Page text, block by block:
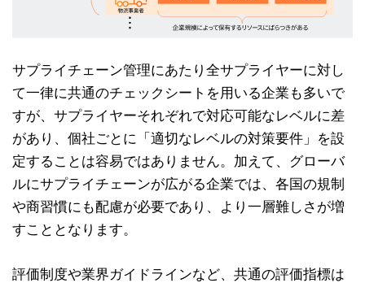
サプライチェーン管理にあたり全サプライヤーに対し
て一律に共通のチェックシートを用いる企業も多いで
すが、サプライヤーそれぞれで対応可能なレベルに差
があり、個社ごとに「適切なレベルの対策要件」を設
定することは容易ではありません。加えて、グローバ
ルにサプライチェーンが広がる企業では、各国の規制
や商習慣にも配慮が必要であり、より一層難しさが増
すこととなります。
評価制度や業界ガイドラインなど、共通の評価指標は